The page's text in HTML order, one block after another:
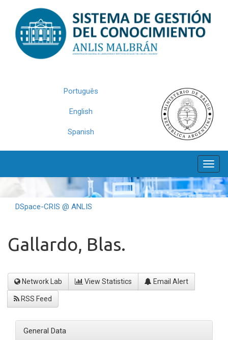
navigation
Português
English
Spanish
DSpace-CRIS @ ANLIS
Gallardo, Blas.
Network Lab View Statistics Email Alert
RSS Feed
General Data